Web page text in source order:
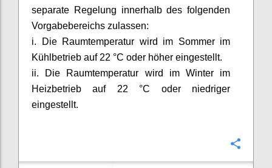
separate Regelung innerhalb des folgenden
Vorgabebereichs zulassen:
i. Die Raumtemperatur wird im Sommer im
Kühlbetrieb auf 22 °C oder höher eingestellt.
ii. Die Raumtemperatur wird im Winter im
Heizbetrieb auf 22 °C oder niedriger
eingestellt.